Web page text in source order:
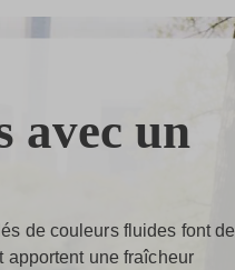
avec un
de couleurs fluides font de
apportent une fraîcheur